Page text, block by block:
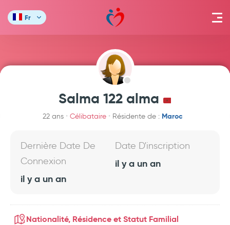
Fr
Salma 122 alma
22 ans Célibataire Résidente de : Maroc
Dernière Date De
Connexion
il y a un an
Date D'inscription
il y a un an
Nationalité, Résidence et Statut Familial